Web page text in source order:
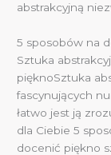
abstrakcyjną
5 sposobów na
Sztuka
pięknoSztuka
fascynujących
łatwo jest ją
dla Ciebie 5
docenić piękno